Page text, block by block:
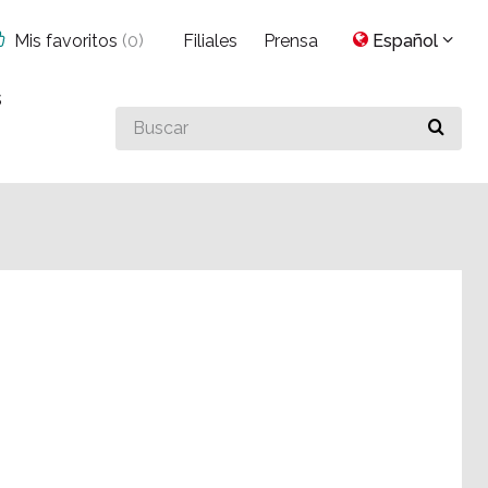
Buscar
algo
Mis favoritos (0) Filiales Prensa Español